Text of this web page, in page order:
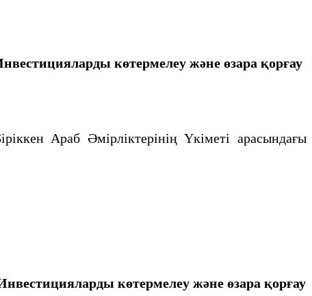
көтермелеу және өзара қорғау
Араб Әмірліктерінің Үкіметі арасындағы
көтермелеу және өзара қорғау